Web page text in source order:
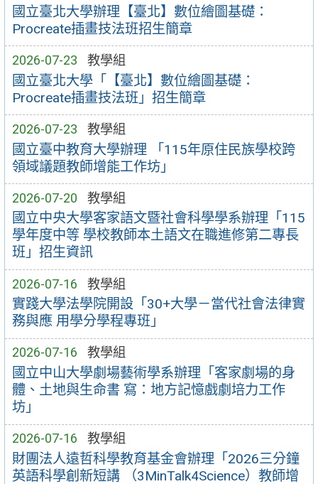
國立臺北大學辦理【臺北】數位繪圖基礎：
Procreate插畫技法班招生簡章
2026-07-23 教學組
國立臺北大學「【臺北】數位繪圖基礎：
Procreate插畫技法班」招生簡章
2026-07-23 教學組
國立臺中教育大學辦理 「115年原住民族學校跨
領域議題教師增能工作坊」
2026-07-20 教學組
國立中央大學客家語文暨社會科學學系辦理「115
學年度中等 學校教師本土語文在職進修第二專長
班」招生資訊
2026-07-16 教學組
實踐大學法學院開設「30+大學－當代社會法律實
務與應 用學分學程專班」
2026-07-16 教學組
國立中山大學劇場藝術學系辦理「客家劇場的身
體、土地與生命書 寫：地方記憶戲劇培力工作
坊」
2026-07-16 教學組
財團法人遠哲科學教育基金會辦理「2026三分鐘
英語科學創新短講 （3MinTalk4Science）教師增